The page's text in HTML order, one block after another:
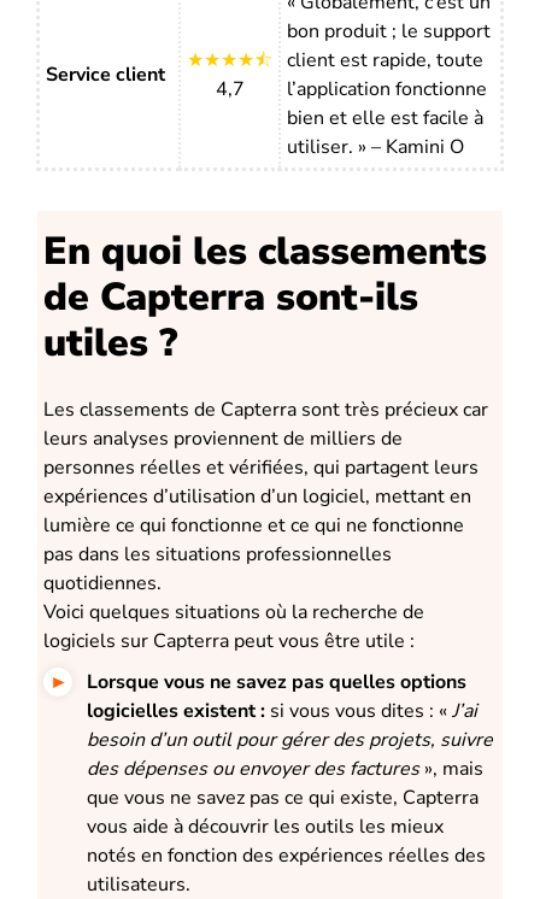
Service client
★★★★⯪
4,7
bon produit ; le support
client est rapide, toute
l’application fonctionne
bien et elle est facile à
utiliser. » – Kamini O
En quoi les classements
de Capterra sont-ils
utiles ?
Les classements de Capterra sont très précieux car
leurs analyses proviennent de milliers de
personnes réelles et vérifiées, qui partagent leurs
expériences d’utilisation d’un logiciel, mettant en
lumière ce qui fonctionne et ce qui ne fonctionne
pas dans les situations professionnelles
quotidiennes.
Voici quelques situations où la recherche de
logiciels sur Capterra peut vous être utile :
Lorsque vous ne savez pas quelles options
logicielles existent : si vous vous dites : «J’ai
besoin d’un outil pour gérer des projets, suivre
des dépenses ou envoyer des factures», mais
que vous ne savez pas ce qui existe, Capterra
vous aide à découvrir les outils les mieux
notés en fonction des expériences réelles des
utilisateurs.